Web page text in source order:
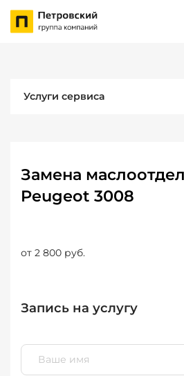
Услуги сервиса
Замена
Peugeot 3008
от 2 800 руб.
Запись на услугу